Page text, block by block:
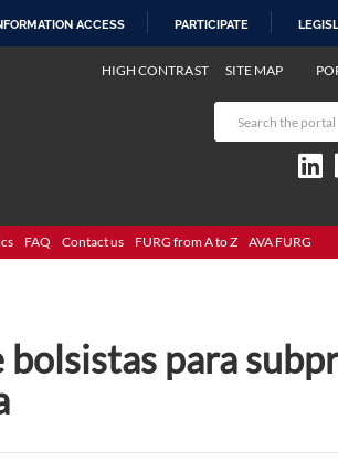
ACCESS PARTICIPATE
HIGH CONTRAST SITE MAP
FAQ Contact us FURG from A to Z AVA FURG
bolsistas para